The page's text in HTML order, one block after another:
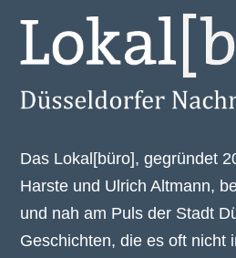
Das Lokal[büro], gegründet
Harste und Ulrich Altmann,
und nah am Puls der Stadt
Geschichten, die es oft nicht